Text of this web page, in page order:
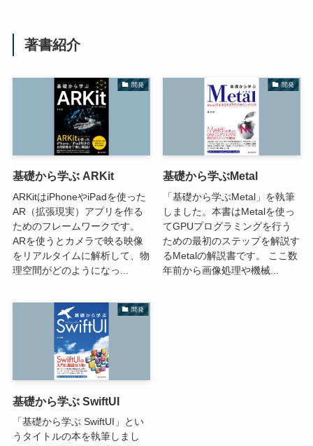
著書紹介
開発
基礎から学ぶ ARKit
ARKitはiPhoneやiPadを使った
AR（拡張現実）アプリを作る
ためのフレームワークです。
ARを使うとカメラで映る映像
をリアルタイムに解析して、物
理空間がどのようになっ...
開発
基礎から学ぶMetal
「基礎から学ぶMetal」を執筆
しました。本書はMetalを使っ
てGPUプログラミングを行う
ための最初のステップを解説す
るMetalの解説書です。 ここ数
年前から画像処理や機械...
開発
基礎から学ぶ SwiftUI
「基礎から学ぶ SwiftUI」とい
うタイトルの本を執筆しまし